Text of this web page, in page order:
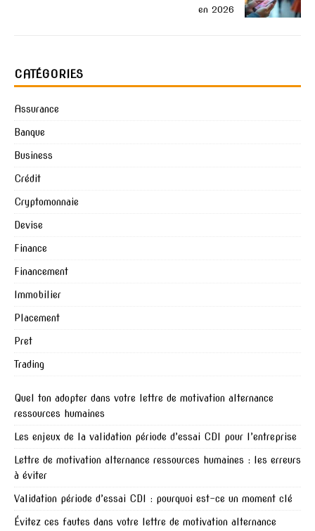
en 2026
CATÉGORIES
Assurance
Banque
Business
Crédit
Cryptomonnaie
Devise
Finance
Financement
Immobilier
Placement
Pret
Trading
Quel ton adopter dans votre lettre de motivation alternance
ressources humaines
Les enjeux de la validation période d’essai CDI pour l’entreprise
Lettre de motivation alternance ressources humaines : les erreurs
à éviter
Validation période d’essai CDI : pourquoi est-ce un moment clé
Évitez ces fautes dans votre lettre de motivation alternance